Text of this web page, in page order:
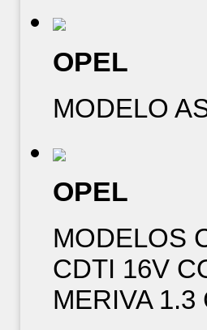
OPEL
MODELO
OPEL
MODELOS
CDTI 16V
MERIVA 1.3